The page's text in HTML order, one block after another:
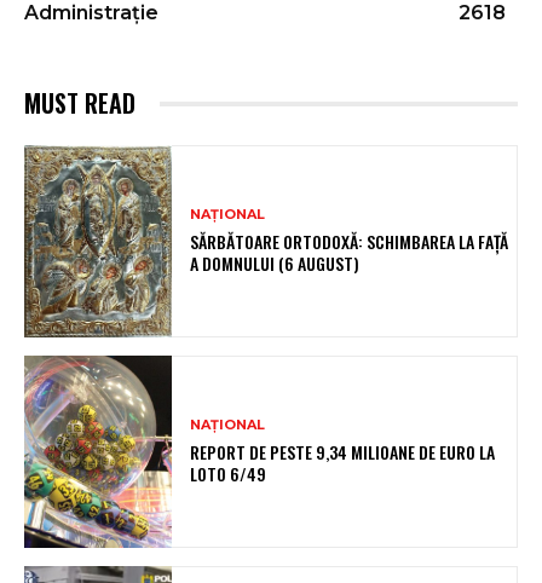
Administrație
2618
MUST READ
NAȚIONAL
SĂRBĂTOARE ORTODOXĂ: SCHIMBAREA LA FAȚĂ
A DOMNULUI (6 AUGUST)
NAȚIONAL
REPORT DE PESTE 9,34 MILIOANE DE EURO LA
LOTO 6/49